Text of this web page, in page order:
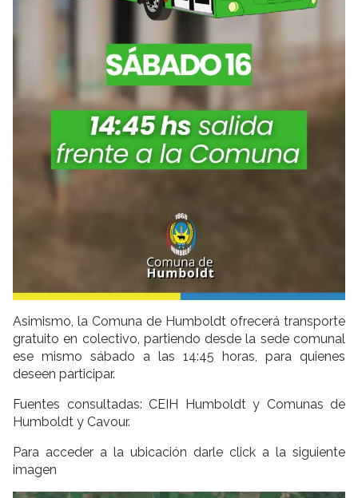
Asimismo, la Comuna de Humboldt ofrecerá transporte
gratuito en colectivo, partiendo desde la sede comunal
ese mismo sábado a las 14:45 horas, para quienes
deseen participar.
Fuentes consultadas: CEIH Humboldt y Comunas de
Humboldt y Cavour.
Para acceder a la ubicación darle click a la siguiente
imagen